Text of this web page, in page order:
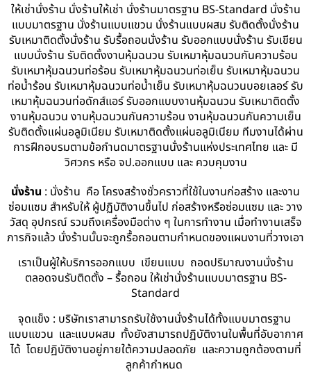
ให้เช่านั่งร้าน นั่งร้านให้เช่า นั่งร้านมาตรฐาน BS-Standard นั่งร้าน
แบบมาตรฐาน นั่งร้านแบบแขวน นั่งร้านแบบผสม รับติดตั้งนั่งร้าน
รับเหมาติดตั้งนั่งร้าน รับรื้อถอนนั่งร้าน รับออกแบบนั่งร้าน รับเขียน
แบบนั่งร้าน รับติดตั้งงานหุ้มฉนวน รับเหมาหุ้มฉนวนกันความร้อน
รับเหมาหุ้มฉนวนท่อร้อน รับเหมาหุ้มฉนวนท่อเย็น รับเหมาหุ้มฉนวน
ท่อน้ำร้อน รับเหมาหุ้มฉนวนท่อน้ำเย็น รับเหมาหุ้มฉนวนบอยเลอร์ รับ
เหมาหุ้มฉนวนท่อดักส์แอร์ รับออกแบบงานหุ้มฉนวน รับเหมาติดตั้ง
งานหุ้มฉนวน งานหุ้มฉนวนกันความร้อน งานหุ้มฉนวนกันความเย็น
รับติดตั้งแผ่นอลูมิเนียม รับเหมาติดตั้งแผ่นอลูมิเนียม ทีมงานได้ผ่าน
การฝึกอบรมตามข้อกำนดมาตรฐานนั่งร้านแห่งประเทศไทย และ มี
วิศวกร หรือ จป.ออกแบบ และ ควบคุมงาน
นั่งร้าน : นั่งร้าน คือ โครงสร้างชั่วคราวที่ใช้ในงานก่อสร้าง และงาน
ซ่อมแซม สำหรับให้ ผู้ปฏิบัติงานขึ้นไป ก่อสร้างหรือซ่อมแซม และ วาง
วัสดุ อุปกรณ์ รวมถึงเครื่องมือต่าง ๆ ในการทำงาน เมื่อทำงานเสร็จ
ภารกิจแล้ว นั่งร้านนั้นจะถูกรื้อถอนตามกำหนดของแผนงานที่วางเอา
เราเป็นผู้ให้บริการออกแบบ เขียนแบบ ถอดปริมาณงานนั่งร้าน
ตลอดจนรับติดตั้ง – รื้อถอน ให้เช่านั่งร้านแบบมาตรฐาน BS-
Standard
จุดแข็ง : บริษัทเราสามารถรับใช้งานนั่งร้านได้ทั้งแบบมาตรฐาน
แบบแขวน และแบบผสม ทั้งยังสามารถปฏิบัติงานในพื้นที่อับอากาศ
ได้ โดยปฏิบัติงานอยู่ภายใต้ความปลอดภัย และความถูกต้องตามที่
ลูกค้ากำหนด